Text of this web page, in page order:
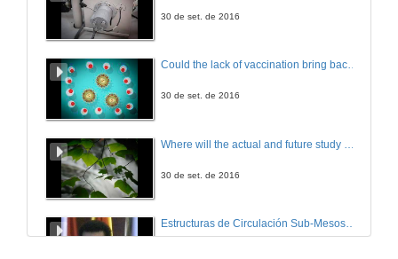
30 de set. de 2016
Could the lack of vaccination bring back erradicated diseases?
30 de set. de 2016
30 de set. de 2016
Estructuras de Circulación Sub-Mesoscalares Incluidas pola Marea nas Marxes Costeiras do Estreito de Xibraltar